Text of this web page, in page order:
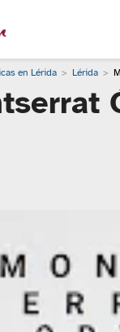
en Lérida Lérida